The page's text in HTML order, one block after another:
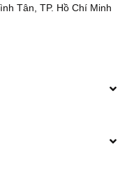
Tân, TP. Hồ Chí Minh